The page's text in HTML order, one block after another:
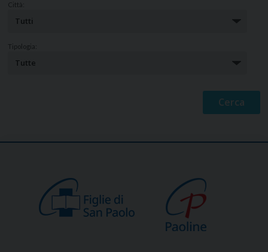
Città:
Tipologia: